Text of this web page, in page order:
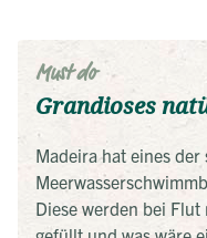
Must do
Grandioses
Madeira hat eines der
Diese werden bei